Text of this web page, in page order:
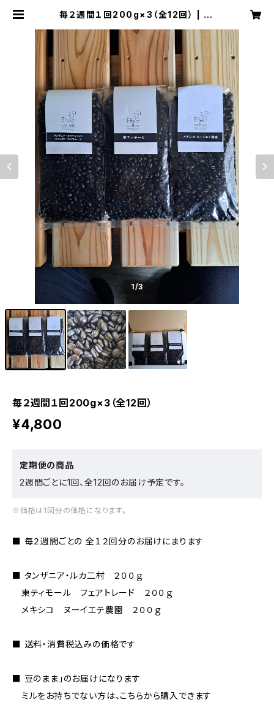
毎２週間１回200g×3（全12回） | Ef
1/3
毎２週間１回200g×3（全12回）
¥4,800
定期便の商品
2週間ごとに1回、全12回のお届け予定です。
※価格は1回分の価格になります。
■ 毎２週間ごとの 全１２回分のお届けにまります
■ タンザニア・ルカ二村 ２００ｇ
東ティモール フェアトレード ２００ｇ
メキシコ ヌーイエテ農園 ２００ｇ
■ 送料・消費税込みの価格です
■ 豆のまま」のお届けになります
ミルをお持ちでない方は、こちらから購入できます